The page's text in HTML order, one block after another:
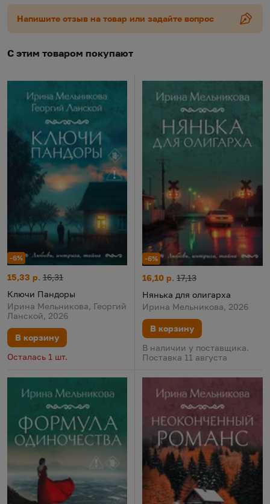
Напишите отзыв на товар или задайте вопрос
С этим товаром покупают
-6%
Ключи Пандоры
Цена:
15,33 р.
Старая цена:
16,31
Ключи Пандоры
Ирина Мельникова, Георгий
Ланской, 2026
В корзину
Осталась 1 шт.
-6%
Нянька для олигарха
Цена:
16,10 р.
Старая цена:
17,13
Нянька для олигарха
Ирина Мельникова, 2026
В корзину
В наличии у поставщика.
Поставка 11 августа